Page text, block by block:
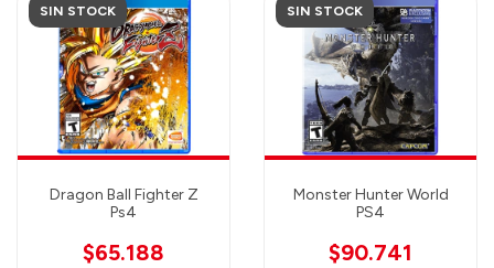
SIN STOCK
Dragon Ball Fighter Z
Ps4
$65.188
SIN STOCK
Monster Hunter World
PS4
$90.741